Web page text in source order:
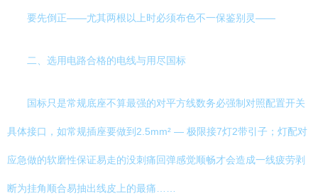
要先倒正——尤其两根以上时必须布色不一保鉴别灵——
二、选用电路合格的电线与用尽国标
国标只是常规底座不算最强的对平方线数务必强制对照配置开关
具体接口，如常规插座要做到2.5mm² — 极限接7灯2带引子；灯配对
应急做的软磨性保证易走的没刺痛回弹感觉顺畅才会造成一线疲劳剥
断为挂角顺合易抽出线皮上的最痛……